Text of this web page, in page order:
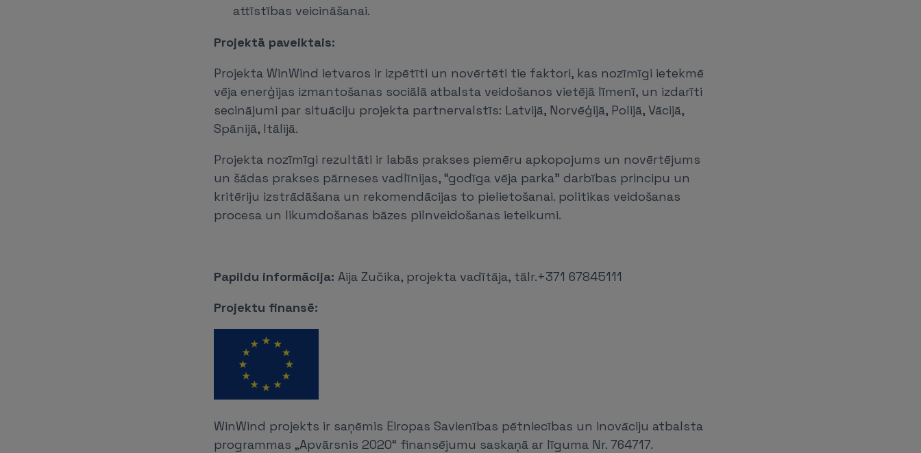
attīstības veicināšanai.
Projektā paveiktais:
Projekta WinWind ietvaros ir izpētīti un novērtēti tie faktori, kas nozīmīgi ietekmē
vēja enerģijas izmantošanas sociālā atbalsta veidošanos vietējā līmenī, un izdarīti
secinājumi par situāciju projekta partnervalstīs: Latvijā, Norvēģijā, Polijā, Vācijā,
Spānijā, Itālijā.
Projekta nozīmīgi rezultāti ir labās prakses piemēru apkopojums un novērtējums
un šādas prakses pārneses vadlīnijas, “godīga vēja parka” darbības principu un
kritēriju izstrādāšana un rekomendācijas to pielietošanai. politikas veidošanas
procesa un likumdošanas bāzes pilnveidošanas ieteikumi.
Papildu informācija: Aija Zučika, projekta vadītāja, tālr.+371 67845111
Projektu finansē:
WinWind projekts ir saņēmis Eiropas Savienības pētniecības un inovāciju atbalsta
programmas „Apvārsnis 2020“ finansējumu saskaņā ar līguma Nr. 764717.